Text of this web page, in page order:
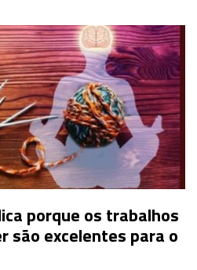
porque os trabalhos
são excelentes para o